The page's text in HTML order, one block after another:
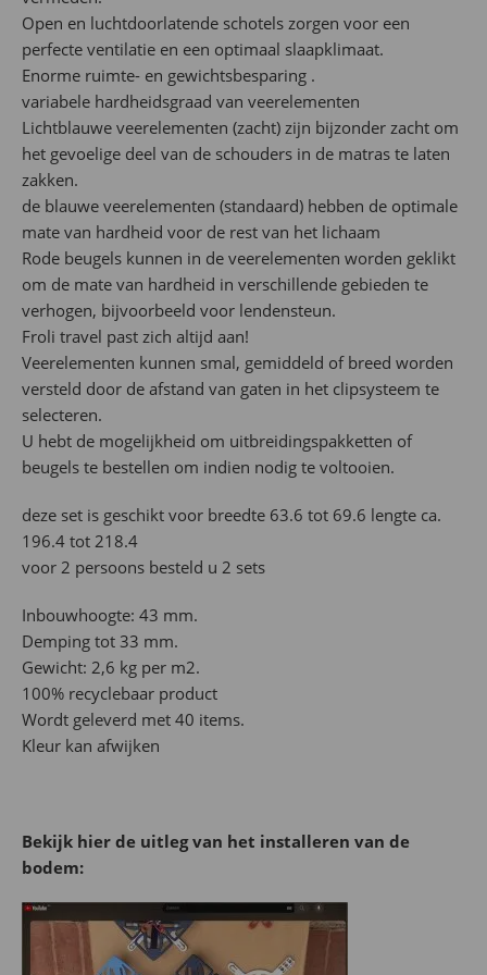
Open en luchtdoorlatende schotels zorgen voor een
perfecte ventilatie en een optimaal slaapklimaat.
Enorme ruimte- en gewichtsbesparing .
variabele hardheidsgraad van veerelementen
Lichtblauwe veerelementen (zacht) zijn bijzonder zacht om
het gevoelige deel van de schouders in de matras te laten
zakken.
de blauwe veerelementen (standaard) hebben de optimale
mate van hardheid voor de rest van het lichaam
Rode beugels kunnen in de veerelementen worden geklikt
om de mate van hardheid in verschillende gebieden te
verhogen, bijvoorbeeld voor lendensteun.
Froli travel past zich altijd aan!
Veerelementen kunnen smal, gemiddeld of breed worden
versteld door de afstand van gaten in het clipsysteem te
selecteren.
U hebt de mogelijkheid om uitbreidingspakketten of
beugels te bestellen om indien nodig te voltooien.
deze set is geschikt voor breedte 63.6 tot 69.6 lengte ca.
196.4 tot 218.4
voor 2 persoons besteld u 2 sets
Inbouwhoogte: 43 mm.
Demping tot 33 mm.
Gewicht: 2,6 kg per m2.
100% recyclebaar product
Wordt geleverd met 40 items.
Kleur kan afwijken
Bekijk hier de uitleg van het installeren van de
bodem: